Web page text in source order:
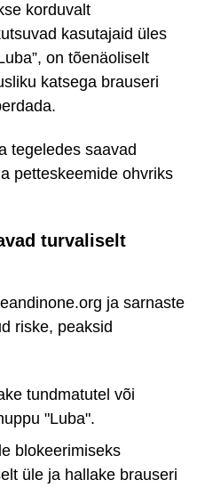
korduvalt
kasutajaid üles
on tõenäoliselt
katsega brauseri
tegeledes saavad
petteskeemide ohvriks
turvaliselt
ja sarnaste
riske, peaksid
tundmatutel või
"Luba".
blokeerimiseks
üle ja hallake brauseri